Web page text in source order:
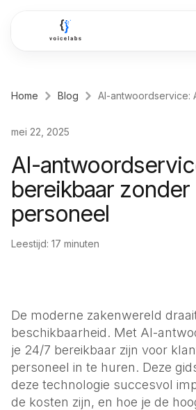
Tandartsen
Planning voor praktijken
Huisartsen
Advocaten
Juridisch advies
Makelaars
Bezichtigingen plannen
Bel met Robin
Home Blog
mei 22, 2025
AI-
bereikbaar zonder
personeel
Leestijd: 17 minuten
De moderne zakenwereld
beschikbaarheid. Met AI-
je 24/7 bereikbaar zijn voor
personeel in te huren. Deze
deze technologie succesvol
de kosten zijn, en hoe je de